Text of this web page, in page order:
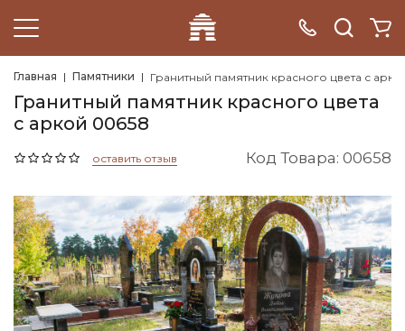
Главная Памятники Гранитный памятник красного цвета с
Гранитный памятник красного цвета
с аркой 00658
оставить отзыв Код Товара: 00658